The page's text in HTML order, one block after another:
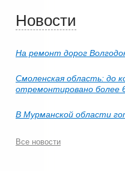
Новости
На ремонт дорог
Смоленская область: до
отремонтировано более
В Мурманской области
Все новости